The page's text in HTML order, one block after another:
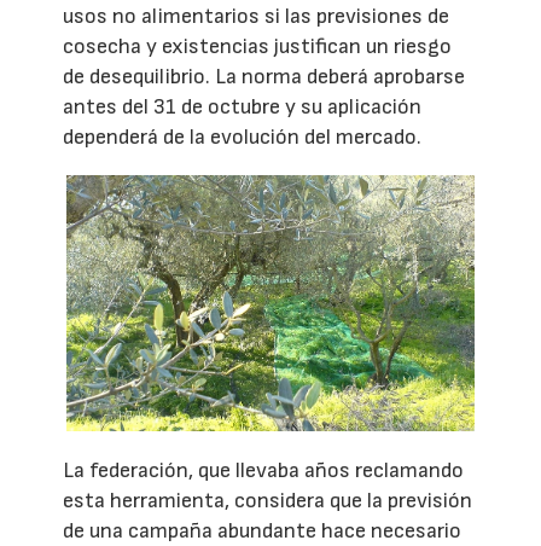
usos no alimentarios si las previsiones de
cosecha y existencias justifican un riesgo
de desequilibrio. La norma deberá aprobarse
antes del 31 de octubre y su aplicación
dependerá de la evolución del mercado.
La federación, que llevaba años reclamando
esta herramienta, considera que la previsión
de una campaña abundante hace necesario